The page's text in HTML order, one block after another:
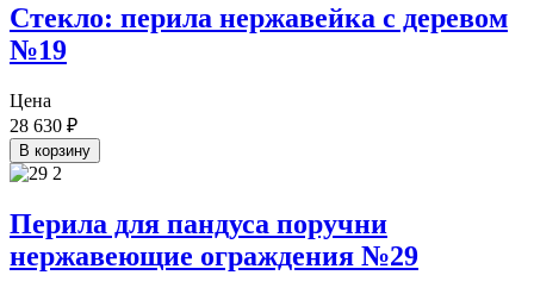
Стекло: перила нержавейка с деревом
№19
Цена
28 630 ₽
В корзину
Перила для пандуса поручни
нержавеющие ограждения №29